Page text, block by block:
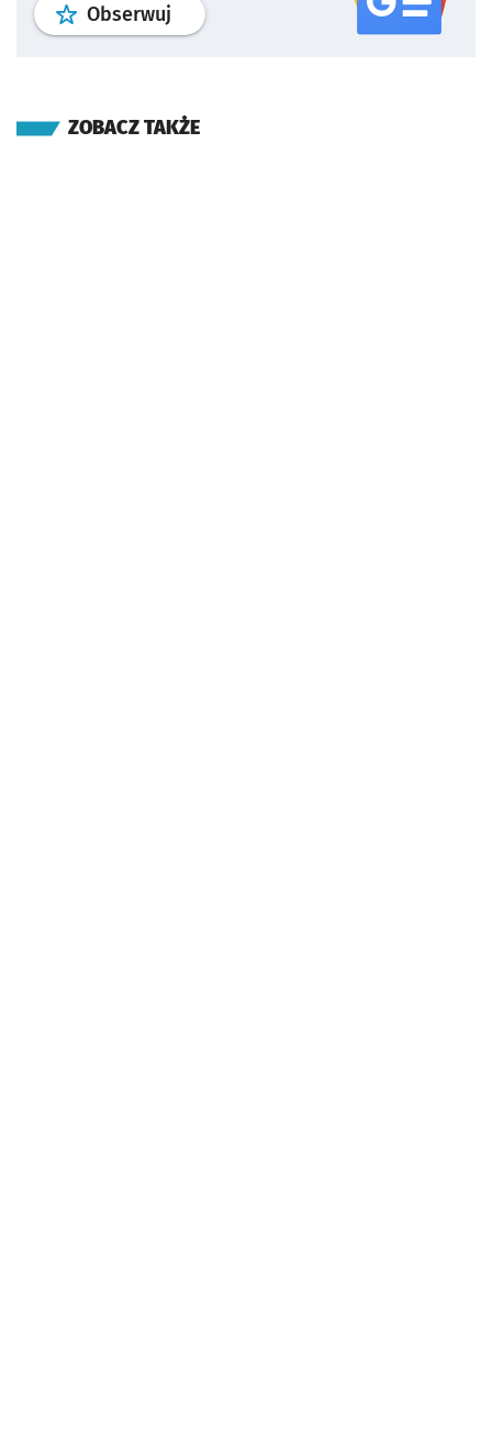
Obserwuj profil serwisu
ZOBACZ TAKŻE